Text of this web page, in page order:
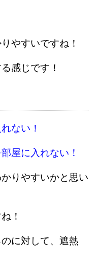
やすいですね！
感じです！
ない！
屋に入れない！
りやすいかと思い
！
に対して、遮熱